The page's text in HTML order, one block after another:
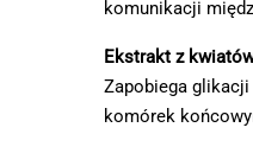
komunikacji
Ekstrakt z
Zapobiega
komórek